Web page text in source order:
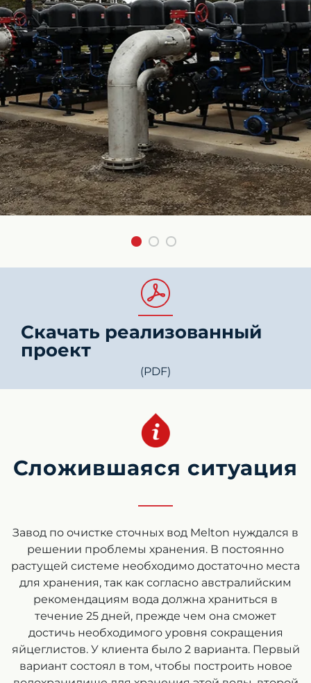
Скачать реализованный
проект
(PDF)
Сложившаяся ситуация
Завод по очистке сточных вод Melton нуждался в
решении проблемы хранения. В постоянно
растущей системе необходимо достаточно места
для хранения, так как согласно австралийским
рекомендациям вода должна храниться в
течение 25 дней, прежде чем она сможет
достичь необходимого уровня сокращения
яйцеглистов. У клиента было 2 варианта. Первый
вариант состоял в том, чтобы построить новое